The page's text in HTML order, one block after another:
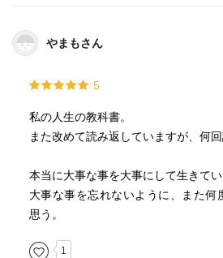
やまもさん
5
私の人生の教科書。
また改めて読み返していますが、何回
本当に大事な事を大事にして生きてい
大事な事を忘れないように、また何
思う。
1